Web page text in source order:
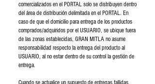
comercializados en el PORTAL solo se distribuyen dentro
del área de distribución delimitada en el PORTAL. En
caso de que el domicilio para entrega de los productos
comprados/adquiridos por el USUARIO, se ubique fuera
de las zonas establecidas, GRAN MITLA no asume
responsabilidad respecto la entrega del producto al
USUARIO, al no estar dentro de su control la gestión de
entrega.
Cuando se actualice un supuesto de entregas fallidas,